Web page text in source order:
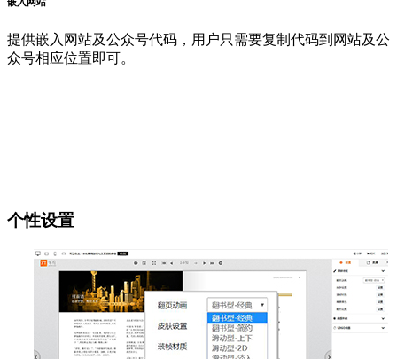
提供嵌入网站及公众号代码，用户只需要复制代码到网站及公
众号相应位置即可。
个性设置